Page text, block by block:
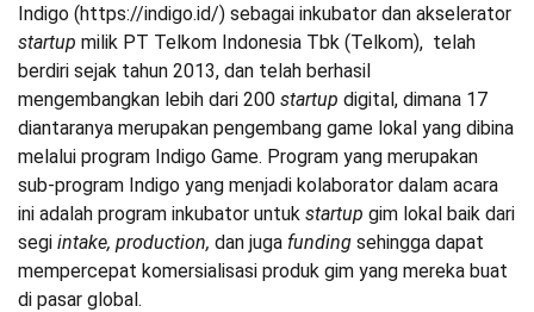
Indigo (https://indigo.id/) sebagai inkubator dan akselerator
startup milik PT Telkom Indonesia Tbk (Telkom), telah
berdiri sejak tahun 2013, dan telah berhasil
mengembangkan lebih dari 200 startup digital, dimana 17
diantaranya merupakan pengembang game lokal yang dibina
melalui program Indigo Game. Program yang merupakan
sub-program Indigo yang menjadi kolaborator dalam acara
ini adalah program inkubator untuk startup gim lokal baik dari
segi intake, production, dan juga funding sehingga dapat
mempercepat komersialisasi produk gim yang mereka buat
di pasar global.